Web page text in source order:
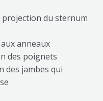
projection du sternum
anneaux
des poignets
des jambes qui